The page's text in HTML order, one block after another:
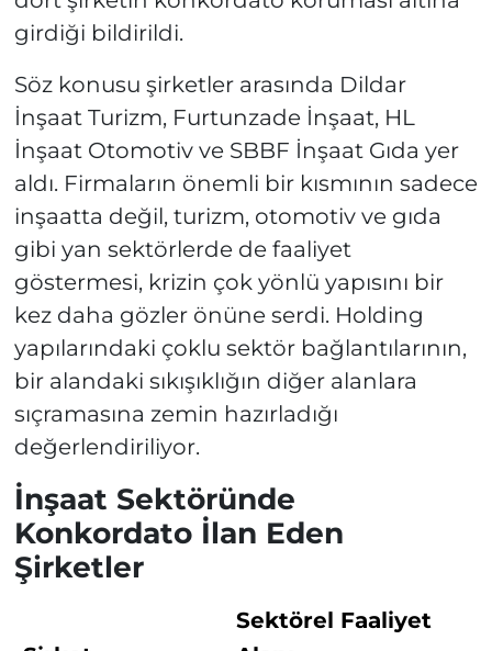
girdiği bildirildi.
Söz konusu şirketler arasında Dildar
İnşaat Turizm, Furtunzade İnşaat, HL
İnşaat Otomotiv ve SBBF İnşaat Gıda yer
aldı. Firmaların önemli bir kısmının sadece
inşaatta değil, turizm, otomotiv ve gıda
gibi yan sektörlerde de faaliyet
göstermesi, krizin çok yönlü yapısını bir
kez daha gözler önüne serdi. Holding
yapılarındaki çoklu sektör bağlantılarının,
bir alandaki sıkışıklığın diğer alanlara
sıçramasına zemin hazırladığı
değerlendiriliyor.
İnşaat Sektöründe
Konkordato İlan Eden
Şirketler
Sektörel Faaliyet